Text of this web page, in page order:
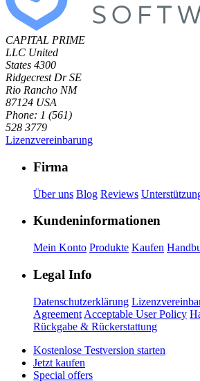
CAPITAL PRIME
LLC United
States 4300
Ridgecrest Dr SE
Rio Rancho NM
87124 USA
Phone: 1 (561)
528 3779
Lizenzvereinbarung
Firma
Über uns Blog Reviews
Kundeninformationen
Mein Konto Produkte Kaufen
Legal Info
Datenschutzerklärung
Agreement Acceptable User Policy
Rückgabe & Rückerstattung
Kostenlose Testversion starten
Jetzt kaufen
Special offers